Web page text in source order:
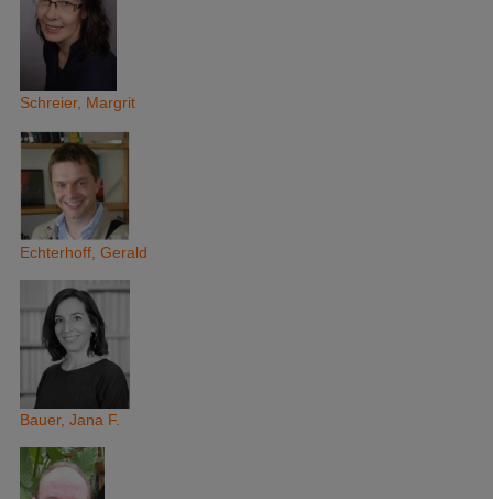
Schreier, Margrit
Echterhoff, Gerald
Bauer, Jana F.